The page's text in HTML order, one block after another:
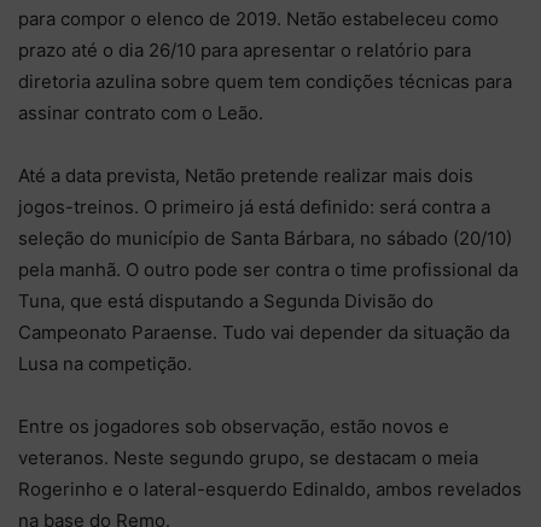
para compor o elenco de 2019. Netão estabeleceu como
prazo até o dia 26/10 para apresentar o relatório para
diretoria azulina sobre quem tem condições técnicas para
assinar contrato com o Leão.
Até a data prevista, Netão pretende realizar mais dois
jogos-treinos. O primeiro já está definido: será contra a
seleção do município de Santa Bárbara, no sábado (20/10)
pela manhã. O outro pode ser contra o time profissional da
Tuna, que está disputando a Segunda Divisão do
Campeonato Paraense. Tudo vai depender da situação da
Lusa na competição.
Entre os jogadores sob observação, estão novos e
veteranos. Neste segundo grupo, se destacam o meia
Rogerinho e o lateral-esquerdo Edinaldo, ambos revelados
na base do Remo.